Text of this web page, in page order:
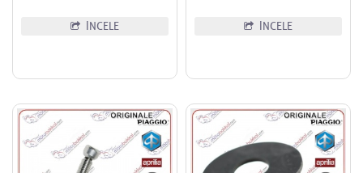
İNCELE İNCELE